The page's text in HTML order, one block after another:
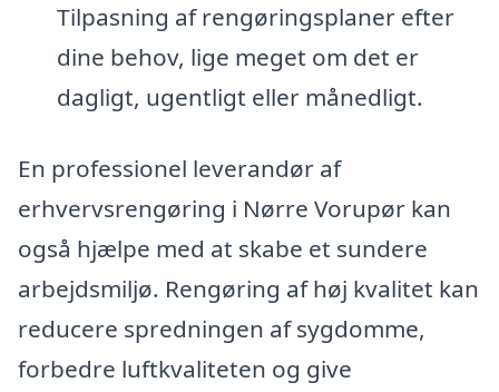
Tilpasning af rengøringsplaner efter
dine behov, lige meget om det er
dagligt, ugentligt eller månedligt.
En professionel leverandør af
erhvervsrengøring i Nørre Vorupør kan
også hjælpe med at skabe et sundere
arbejdsmiljø. Rengøring af høj kvalitet kan
reducere spredningen af sygdomme,
forbedre luftkvaliteten og give